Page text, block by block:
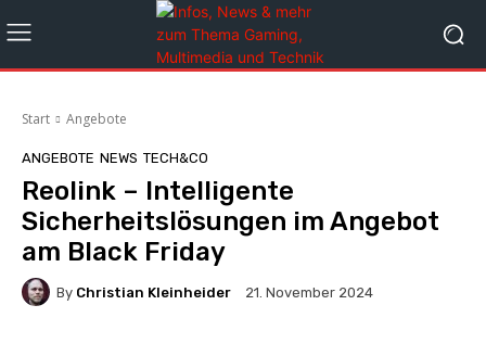
Start Angebote
ANGEBOTE NEWS TECH&CO
Reolink – Intelligente
Sicherheitslösungen im Angebot
am Black Friday
By Christian Kleinheider 21. November 2024